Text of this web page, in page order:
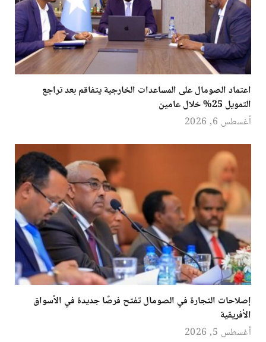
اعتماد الصومال على المساعدات الخارجية يتفاقم بعد تراجع
التمويل 25% خلال عامين
أغسطس 6, 2026
إصلاحات التجارة في الصومال تفتح فرصًا جديدة في الأسواق
الأفريقية
أغسطس 5, 2026